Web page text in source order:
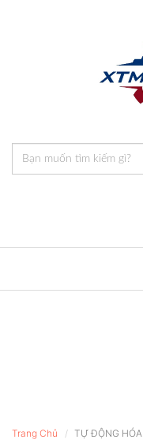
Trang Chủ TỰ ĐỘNG HÓA